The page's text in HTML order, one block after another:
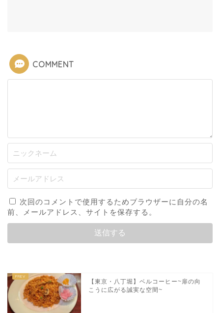
COMMENT
次回のコメントで使用するためブラウザーに自分の名
前、メールアドレス、サイトを保存する。
【東京・八丁堀】ベルコーヒー~扉の向
こうに広がる誠実な空間~